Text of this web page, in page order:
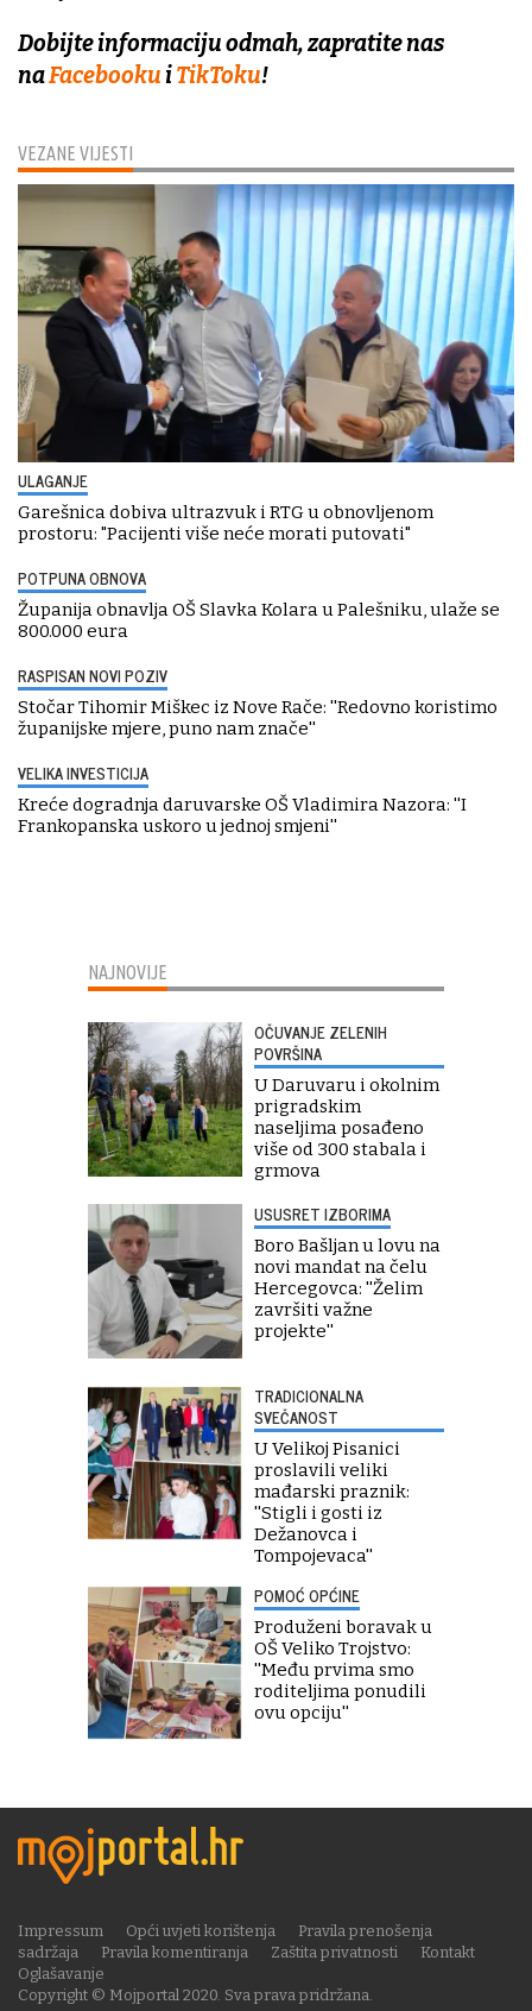
VEZANE VIJESTI
ULAGANJE
Garešnica dobiva ultrazvuk i RTG u obnovljenom
prostoru: "Pacijenti više neće morati putovati"
POTPUNA OBNOVA
Županija obnavlja OŠ Slavka Kolara u Palešniku, ulaže se
800.000 eura
RASPISAN NOVI POZIV
Stočar Tihomir Miškec iz Nove Rače: ''Redovno koristimo
županijske mjere, puno nam znače''
VELIKA INVESTICIJA
Kreće dogradnja daruvarske OŠ Vladimira Nazora: ''I
Frankopanska uskoro u jednoj smjeni''
Dobijte informaciju odmah, zapratite nas
naFacebookuiTikToku!
NAJNOVIJE
OČUVANJE ZELENIH
POVRŠINA
U Daruvaru i okolnim
prigradskim
naseljima posađeno
više od 300 stabala i
grmova
USUSRET IZBORIMA
Boro Bašljan u lovu na
novi mandat na čelu
Hercegovca: ''Želim
završiti važne
projekte''
TRADICIONALNA
SVEČANOST
U Velikoj Pisanici
proslavili veliki
mađarski praznik:
''Stigli i gosti iz
Dežanovca i
Tompojevaca''
POMOĆ OPĆINE
Produženi boravak u
OŠ Veliko Trojstvo:
''Među prvima smo
roditeljima ponudili
ovu opciju''
Copyright © Mojportal 2020. Sva prava pridržana.
Impressum Opći uvjeti korištenja
Pravila prenošenja
sadržaja
Pravila komentiranja Zaštita privatnosti
Kontakt
Oglašavanje